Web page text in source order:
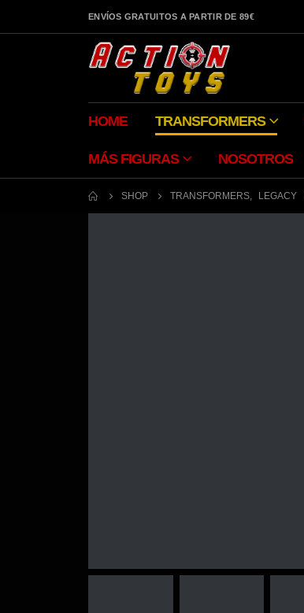
ENVÍOS GRATUITOS A PARTIR DE 89€
HOME TRANSFORMERS
MÁS FIGURAS NOSOTROS
SHOP TRANSFORMERS, LEGACY